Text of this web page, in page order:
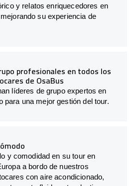
y relatos enriquecedores en
su experiencia de
profesionales en todos los
de OsaBus
líderes de grupo expertos en
para una mejor gestión del tour.
y comodidad en su tour en
a bordo de nuestros
con aire acondicionado,